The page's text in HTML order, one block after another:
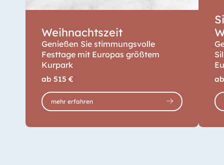
Anfrage und
Bis 16 Uhr für
Platinum)
Kurtaxe
Kinder ab 7 Jahre
Weihnachtszeit
Genießen Sie stimmungsvolle
Festtage mit Europas größtem
Kurpark
ab 515 €
mehr erfahren